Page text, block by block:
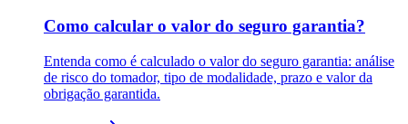
Como calcular o valor do seguro garantia?
Entenda como é calculado o valor do seguro garantia: análise
de risco do tomador, tipo de modalidade, prazo e valor da
obrigação garantida.